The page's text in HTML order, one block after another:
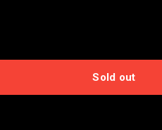
Sold out